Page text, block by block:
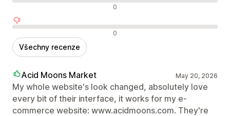
Neutrální recenze 0
Negativní recenze 0
Všechny recenze
Acid Moons Market May 20, 2026
My whole website's look changed, absolutely love
every bit of their interface, it works for my e-
commerce website: www.acidmoons.com. They're